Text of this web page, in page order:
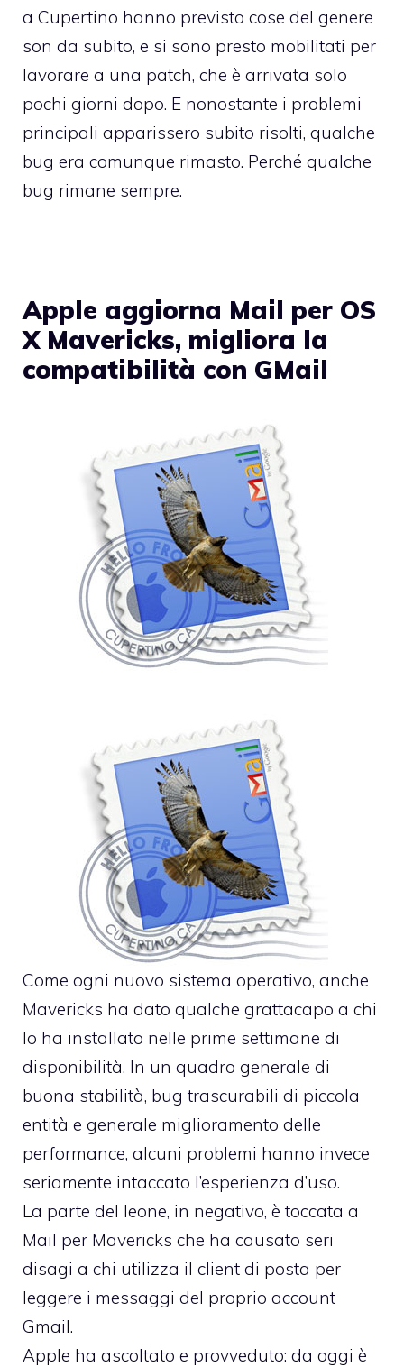
a Cupertino hanno previsto cose del genere
son da subito, e si sono presto mobilitati per
lavorare a una patch, che è arrivata solo
pochi giorni dopo. E nonostante i problemi
principali apparissero subito risolti, qualche
bug era comunque rimasto. Perché qualche
bug rimane sempre.
Apple aggiorna Mail per OS
X Mavericks, migliora la
compatibilità con GMail
Come ogni nuovo sistema operativo, anche
Mavericks ha dato qualche grattacapo a chi
lo ha installato nelle prime settimane di
disponibilità. In un quadro generale di
buona stabilità, bug trascurabili di piccola
entità e generale miglioramento delle
performance, alcuni problemi hanno invece
seriamente intaccato l’esperienza d’uso.
La parte del leone, in negativo, è toccata a
Mail per Mavericks che ha causato seri
disagi a chi utilizza il client di posta per
leggere i messaggi del proprio account
Gmail.
Apple ha ascoltato e provveduto: da oggi è